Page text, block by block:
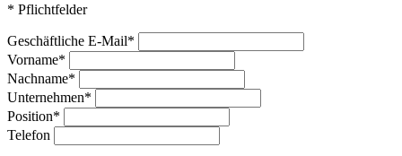
* Pflichtfelder
Geschäftliche E-Mail*
Vorname*
Nachname*
Unternehmen*
Position*
Telefon